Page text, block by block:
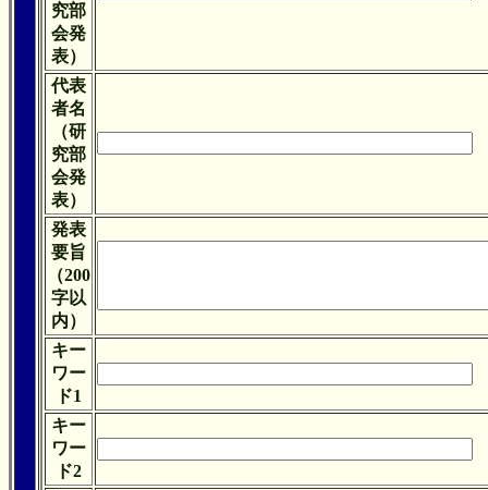
究部
会発
表）
代表
者名
（研
究部
会発
表）
発表
要旨
（200
字以
内）
キー
ワー
ド1
キー
ワー
ド2